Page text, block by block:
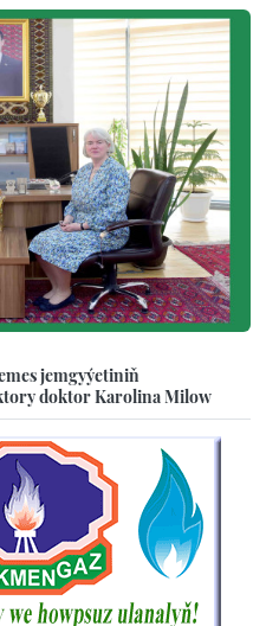
jemgyýetiniň
doktor Karolina Milow